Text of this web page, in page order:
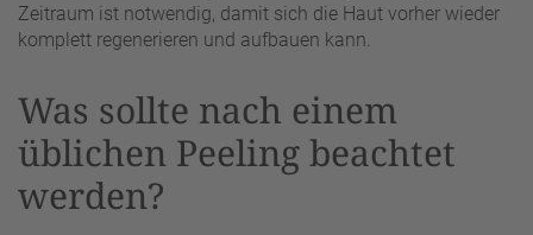
Zeitraum ist notwendig, damit sich die Haut vorher wieder
komplett regenerieren und aufbauen kann.
Was sollte nach einem
üblichen Peeling beachtet
werden?